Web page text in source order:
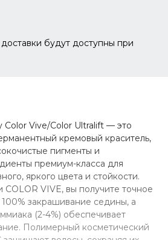
будут доступны при
Color Vive/Color Ultralift — это
кремовый краситель,
пигменты и
премиум-класса для
яркого цвета и стойкости.
COLOR VIVE, вы получите точное
100% закрашивание седины, а
(2-4%) обеспечивает
Полимерный косметический